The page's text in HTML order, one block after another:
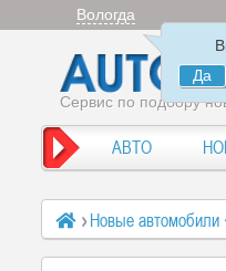
Вологда
Да
Сервис по подбору
АВТО
Новые автомобили